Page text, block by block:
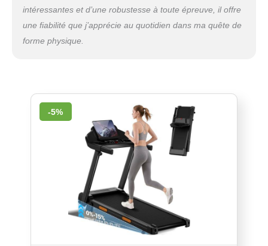
intéressantes et d’une robustesse à toute épreuve, il offre
une fiabilité que j’apprécie au quotidien dans ma quête de
forme physique.
-5%